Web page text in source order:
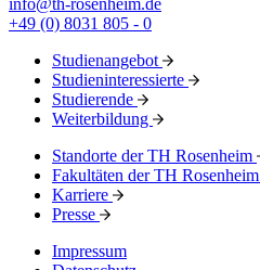
info@th-rosenheim.de
+49 (0) 8031 805 - 0
Studienangebot
Studieninteressierte
Studierende
Weiterbildung
Standorte der TH Rosenheim
Fakultäten der TH Rosenheim
Karriere
Presse
Impressum